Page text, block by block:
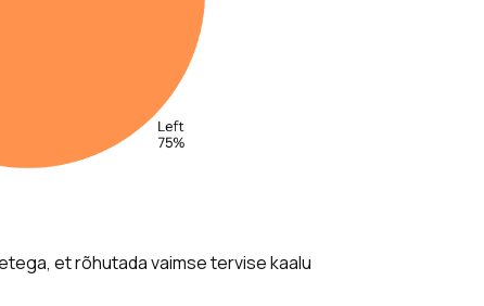
et rõhutada vaimse tervise kaalu